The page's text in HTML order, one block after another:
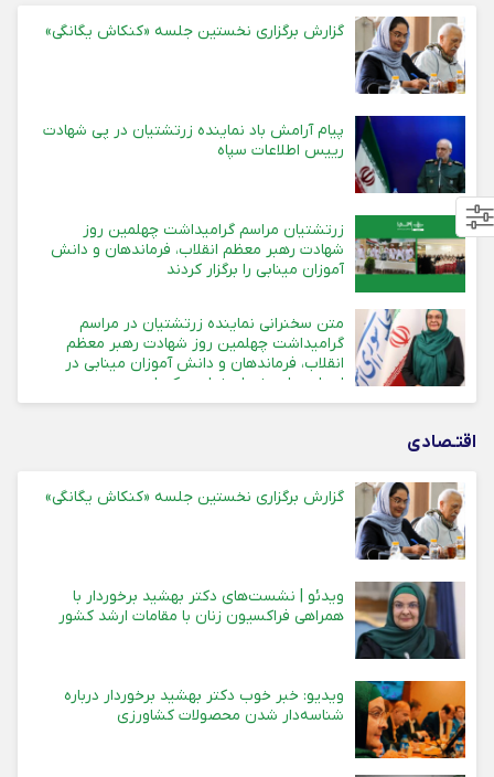
گزارش برگزاری نخستین جلسه «کنکاش یگانگی»
پیام آرامش باد نماینده زرتشتیان در پی شهادت
رییس اطلاعات سپاه
زرتشتیان مراسم گرامیداشت چهلمین روز
شهادت رهبر معظم انقلاب، فرماندهان و دانش
آموزان مینابی را برگزار کردند
متن سخنرانی نماینده زرتشتیان در مراسم
گرامیداشت چهلمین روز شهادت رهبر معظم
انقلاب، فرماندهان و دانش آموزان مینابی در
استان های یزد، اصفهان و کرمان
اقتـصادی
گزارش برگزاری نخستین جلسه «کنکاش یگانگی»
ویدئو | نشست‌های دکتر بهشید برخوردار با
همراهی فراکسیون زنان با مقامات ارشد کشور
ویدیو: خبر خوب دکتر بهشید برخوردار درباره
شناسه‌دار شدن محصولات کشاورزی